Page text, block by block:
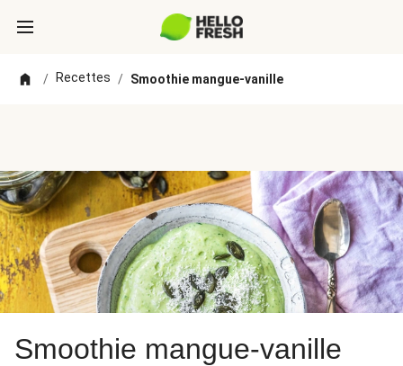
/ Recettes / Smoothie mangue-vanille
Smoothie mangue-vanille